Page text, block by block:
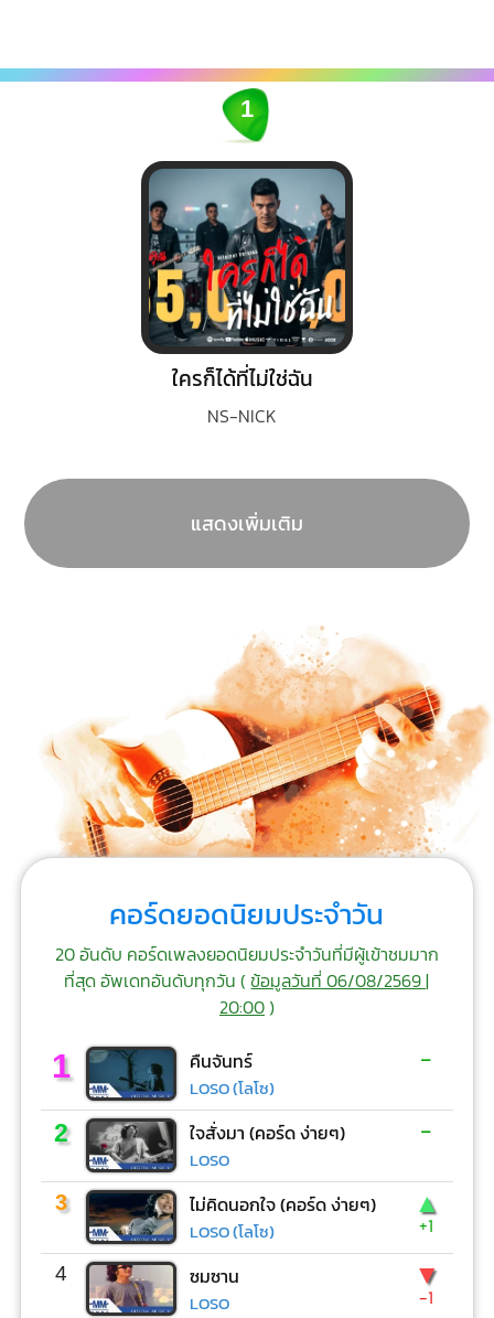
1
ใครก็ได้ที่ไม่ใช่ฉัน
NS-NICK
แสดงเพิ่มเติม
คอร์ดยอดนิยมประจำวัน
20 อันดับ คอร์ดเพลงยอดนิยมประจำวันที่มีผู้เข้าชมมาก
ที่สุด อัพเดทอันดับทุกวัน (ข้อมูลวันที่ 06/08/2569 |
20:00)
1 คืนจันทร์
LOSO (โลโซ)
-
2 ใจสั่งมา (คอร์ด ง่ายๆ)
LOSO
-
3 ไม่คิดนอกใจ (คอร์ด ง่ายๆ)
LOSO (โลโซ)
▲
+1
4 ซมซาน
LOSO
▼
-1